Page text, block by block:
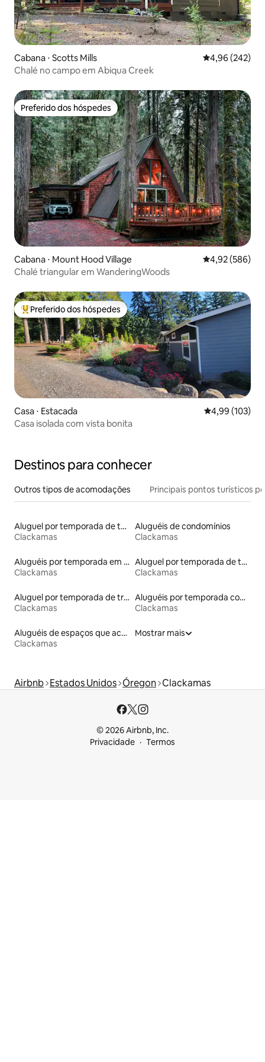
Cabana ⋅ Scotts Mills 4,96 de uma
4,96 (242)
Chalé no campo em Abiqua Creek
Preferido dos hóspedes
Preferido dos hóspedes
Cabana ⋅ Mount Hood Village 4,92 de uma
4,92 (586)
Chalé triangular em WanderingWoods
Entre os melhores preferidos dos hóspedes
Preferido dos hóspedes
Casa ⋅ Estacada 4,99 de uma
4,99 (103)
Casa isolada com vista bonita
Destinos para conhecer
Outros tipos de acomodações Principais pontos turísticos
Aluguel por temporada de tendas
Clackamas
Aluguéis de condomínios
Clackamas
Aluguéis por temporada em hotéis-fazenda
Clackamas
Aluguel por temporada de townhouses
Clackamas
Aluguel por temporada de trailers
Clackamas
Aluguéis por temporada com banheira de hidromassagem
Clackamas
Aluguéis de espaços que aceitam animais de estimação
Clackamas
Mostrar mais
Airbnb Estados Unidos Óregon Clackamas
© 2026 Airbnb, Inc.
Privacidade
Termos